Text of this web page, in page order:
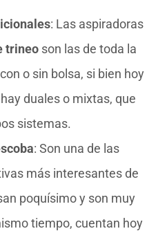
: Las aspiradoras
trineo son las de toda la
o sin bolsa, si bien hoy
duales o mixtas, que
sistemas.
: Son una de las
más interesantes de
poquísimo y son muy
tiempo, cuentan hoy